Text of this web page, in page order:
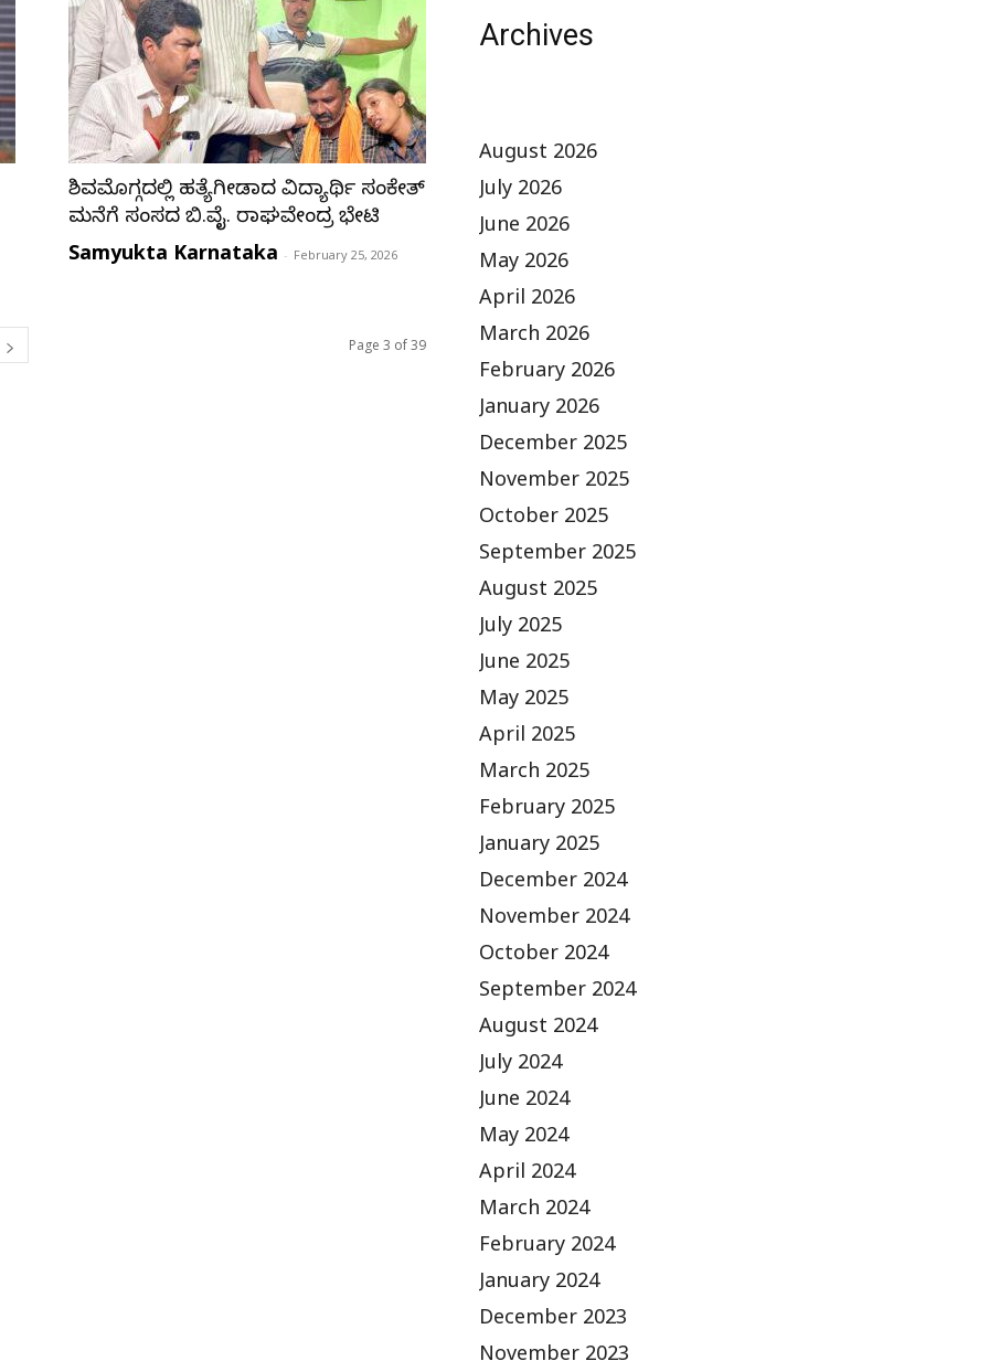
ಶಿವಮೊಗ್ಗದಲ್ಲಿ ಹತ್ಯೆಗೀಡಾದ ವಿದ್ಯಾರ್ಥಿ ಸಂಕೇತ್
ಮನೆಗೆ ಸಂಸದ ಬಿ.ವೈ. ರಾಘವೇಂದ್ರ ಭೇಟಿ
Samyukta Karnataka - February 25, 2026
Page 3 of 39
Archives
August 2026
July 2026
June 2026
May 2026
April 2026
March 2026
February 2026
January 2026
December 2025
November 2025
October 2025
September 2025
August 2025
July 2025
June 2025
May 2025
April 2025
March 2025
February 2025
January 2025
December 2024
November 2024
October 2024
September 2024
August 2024
July 2024
June 2024
May 2024
April 2024
March 2024
February 2024
January 2024
December 2023